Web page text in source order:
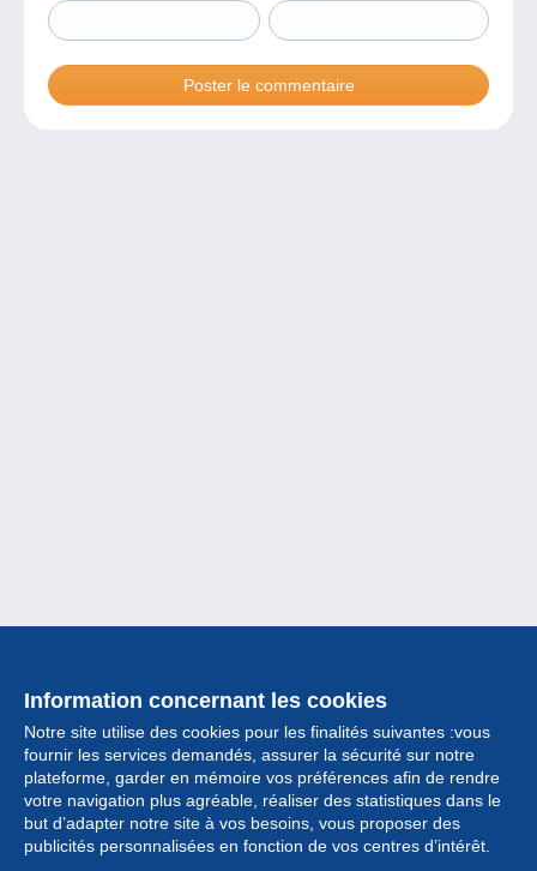
Information concernant les cookies
Notre site utilise des cookies pour les finalités suivantes :vous
fournir les services demandés, assurer la sécurité sur notre
plateforme, garder en mémoire vos préférences afin de rendre
votre navigation plus agréable, réaliser des statistiques dans le
but d’adapter notre site à vos besoins, vous proposer des
publicités personnalisées en fonction de vos centres d’intérêt.
Collection